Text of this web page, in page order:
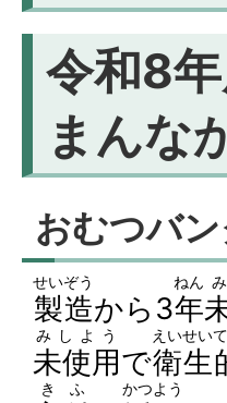
令和8
まんな
おむつバ
製造
せいぞう
から3年
ねん み
未使用
みしよう
で衛生
えいせい
きふ かつよう